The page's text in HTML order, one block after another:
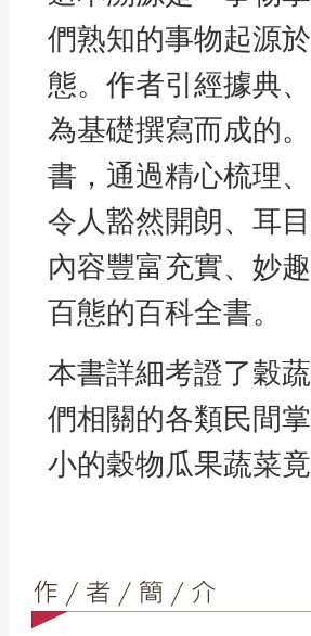
們熟知的事物起源
態。作者引經據典
為基礎撰寫而成的
書，通過精心梳理
令人豁然開朗、耳
內容豐富充實、妙
百態的百科全書。
本書詳細考證了穀
們相關的各類民間
小的穀物瓜果蔬菜